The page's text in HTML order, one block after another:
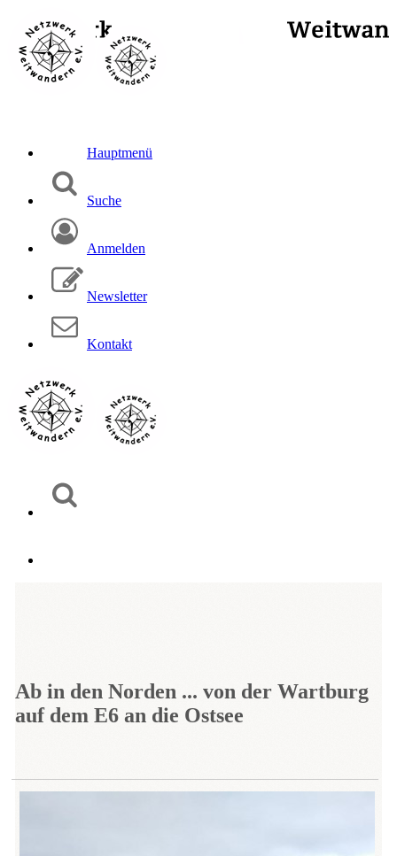
Hauptmenü
Suche
Anmelden
Newsletter
Kontakt
Ab in den Norden ... von der Wartburg
auf dem E6 an die Ostsee